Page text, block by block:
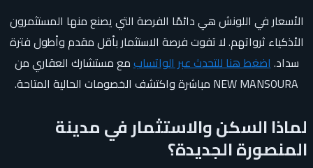
الأسعار في اللونش هي دائمًا الفرصة التي يصنع منها المستثمرون
الأذكياء ثرواتهم. لا تفوت فرصة الاستثمار بأقل مقدم وأطول فترة
سداد.اضغط هنا للتحدث عبر الواتسابمع مستشارك العقاري من
NEW MANSOURA مباشرة واكتشف الخصومات الحالية المتاحة.
لماذا السكن والاستثمار في مدينة
المنصورة الجديدة؟